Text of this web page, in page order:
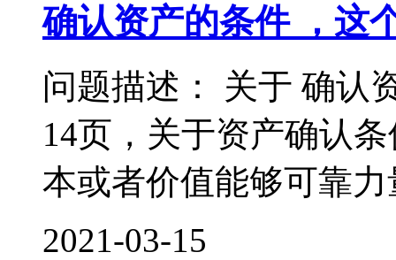
确认资产的条件 ，这
问题描述： 关于 确认
14页，关于资产确认
本或者价值能够可靠
2021-03-15